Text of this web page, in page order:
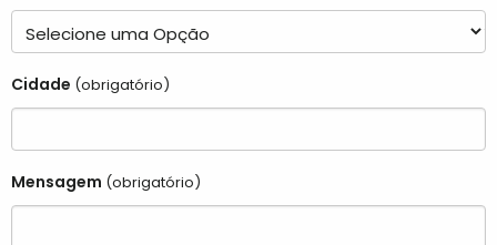
Cidade (obrigatório)
Mensagem (obrigatório)